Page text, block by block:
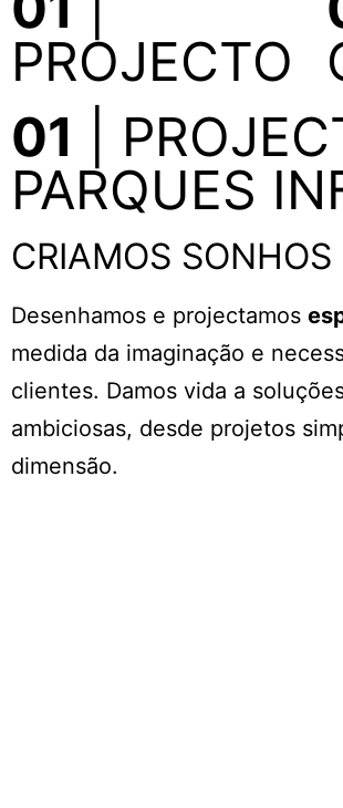
PROJECTO
01 |
PARQUES
CRIAMOS
Desenhamos e projectamos
medida da imaginação e
clientes. Damos vida a
ambiciosas, desde projetos
dimensão.